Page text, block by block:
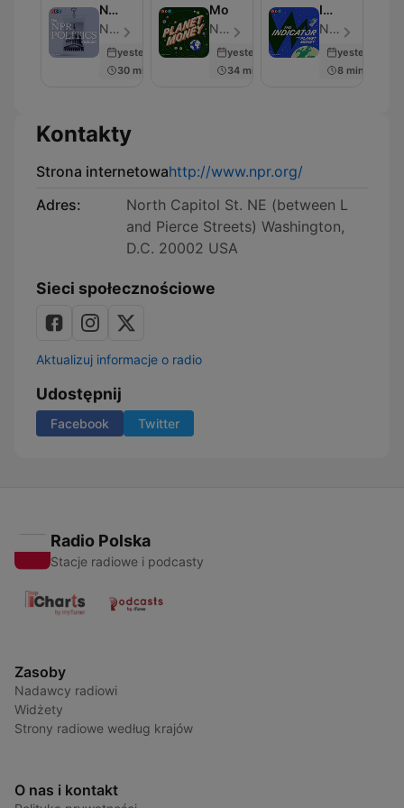
NPR
Politics
Podcast
NPR - Odcinek 1755
yesterday
30 min
Money
NPR - Odcinek 357
yesterday
34 min
Indicator
from
Planet
Money
NPR - Odcinek 304
yesterday
8 min
Kontakty
Strona internetowahttp://www.npr.org/
Adres:
North Capitol St. NE (between L
and Pierce Streets) Washington,
D.C. 20002 USA
Sieci społecznościowe
Aktualizuj informacje o radio
Udostępnij
Facebook Twitter
Radio Polska
Stacje radiowe i podcasty
Zasoby
Nadawcy radiowi
Widżety
Strony radiowe według krajów
O nas i kontakt